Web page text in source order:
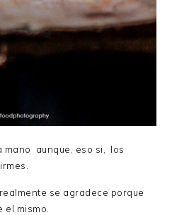
mano aunque, eso si, los
se agradece porque
mismo.